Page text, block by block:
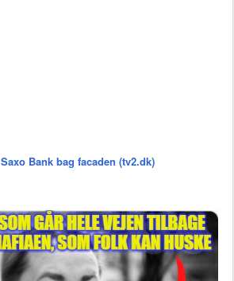
Saxo Bank bag facaden (tv2.dk)